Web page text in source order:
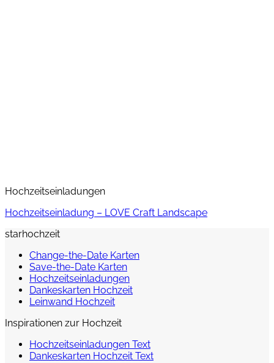
Hochzeitseinladungen
Hochzeitseinladung – LOVE Craft Landscape
starhochzeit
Change-the-Date Karten
Save-the-Date Karten
Hochzeitseinladungen
Dankeskarten Hochzeit
Leinwand Hochzeit
Inspirationen zur Hochzeit
Hochzeitseinladungen Text
Dankeskarten Hochzeit Text